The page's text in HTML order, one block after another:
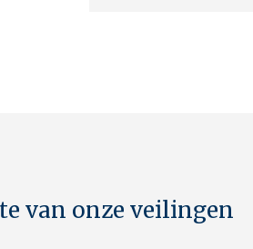
van onze veilingen